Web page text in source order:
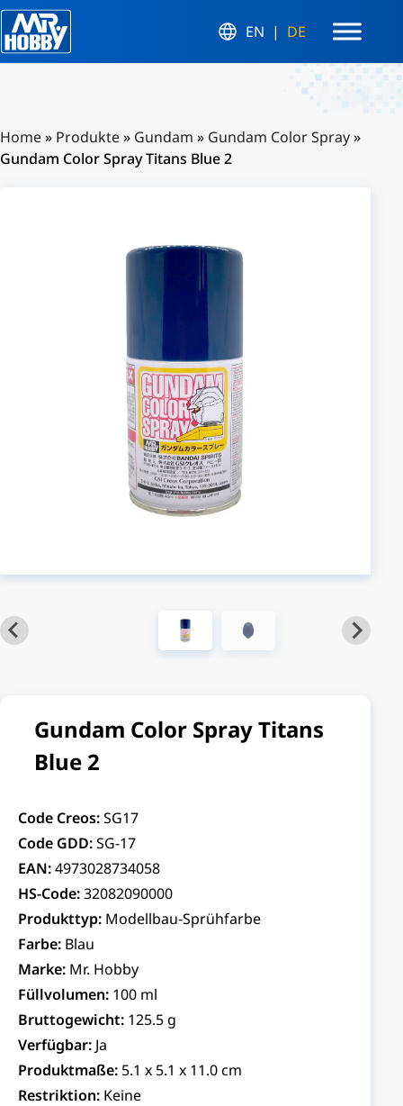
EN DE
Home» Produkte» Gundam » Gundam Color Spray»
Gundam Color Spray Titans Blue 2
Gundam Color Spray Titans
Blue 2
Code Creos:SG17
Code GDD:SG-17
EAN:4973028734058
HS-Code:32082090000
Produkttyp: Modellbau-Sprühfarbe
Farbe: Blau
Marke: Mr. Hobby
Füllvolumen: 100 ml
Bruttogewicht: 125.5 g
Verfügbar: Ja
Produktmaße: 5.1 x 5.1 x 11.0 cm
Restriktion: Keine